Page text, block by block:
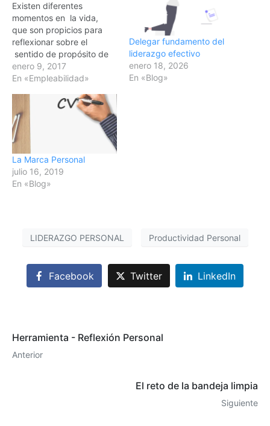
Existen diferentes
momentos en la vida,
que son propicios para
reflexionar sobre el
sentido de propósito de
nuestra existencia. Estas
evaluaciones,
presentan en aquellas
etapas que marcan
nuestro camino. Algunas
de ellas son: el fin de la
en el que nos sentimos
mayores y debemos…
enero 9, 2017
En «Empleabilidad»
Delegar fundamento del
liderazgo efectivo
enero 18, 2026
En «Blog»
La Marca Personal
julio 16, 2019
En «Blog»
LIDERAZGO PERSONAL Productividad Personal
Facebook Twitter LinkedIn
Herramienta - Reflexión Personal
Anterior
El reto de la bandeja limpia
Siguiente